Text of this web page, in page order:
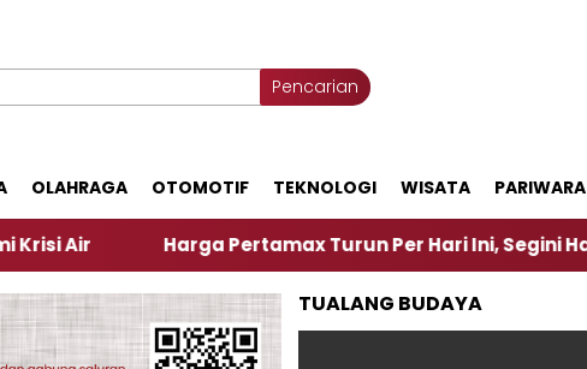
Pencarian
OLAHRAGA OTOMOTIF TEKNOLOGI WISATA PARIWARA
Harga Pertamax Turun Per Hari Ini, Segini Harganya
TUALANG BUDAYA